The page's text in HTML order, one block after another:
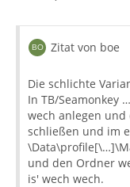
Zitat von boe
Die schlichte
In TB/Seamonkey
wech anlegen
schließen und im
und den Ordner
is' wech wech.